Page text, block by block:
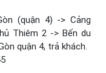
(quận 4) -> Cảng
Thiêm 2 -> Bến du
quận 4, trả khách.